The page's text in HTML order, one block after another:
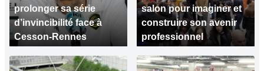
prolonger sa série
d’invincibilité face à
Cesson-Rennes
salon pour imaginer et
construire son avenir
professionnel